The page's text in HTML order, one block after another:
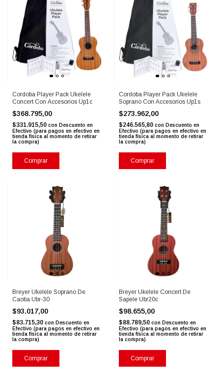
Cordoba Player Pack Ukelele
Concert Con Accesorios Up1c
$368.795,00
$331.915,50 con Descuento en
Efectivo (para pagos en efectivo en
tienda física al momento de retirar
la compra)
Comprar
Cordoba Player Pack Ukelele
Soprano Con Accesorios Up1s
$273.962,00
$246.565,80 con Descuento en
Efectivo (para pagos en efectivo en
tienda física al momento de retirar
la compra)
Comprar
Breyer Ukelele Soprano De
Caoba Ubr-30
$93.017,00
$83.715,30 con Descuento en
Efectivo (para pagos en efectivo en
tienda física al momento de retirar
la compra)
Comprar
Breyer Ukelele Concert De
Sapele Ubr20c
$98.655,00
$88.789,50 con Descuento en
Efectivo (para pagos en efectivo en
tienda física al momento de retirar
la compra)
Comprar